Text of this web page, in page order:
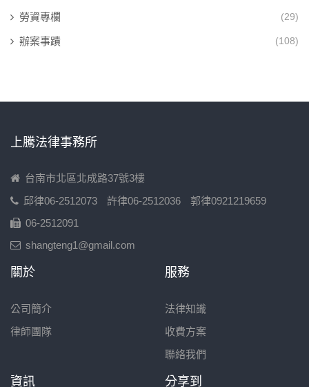
勞資專欄 (29)
辦案事蹟 (108)
上騰法律事務所
台南市北區北成路37號3樓
邱律06-2512073
許律06-2512036
郭律0921219659
06-2512091
shangteng1@gmail.com
關於
公司簡介
律師團隊
服務
法律知識
收費方案
聯絡我們
資訊 分享到